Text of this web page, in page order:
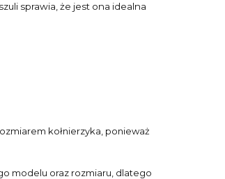
sprawia, że jest ona idealna
kołnierzyka, ponieważ
modelu oraz rozmiaru, dlatego